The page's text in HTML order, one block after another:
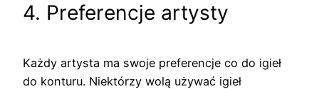
4. Preferencje artysty
Każdy artysta ma swoje preferencje co do igieł
do konturu. Niektórzy wolą używać igieł